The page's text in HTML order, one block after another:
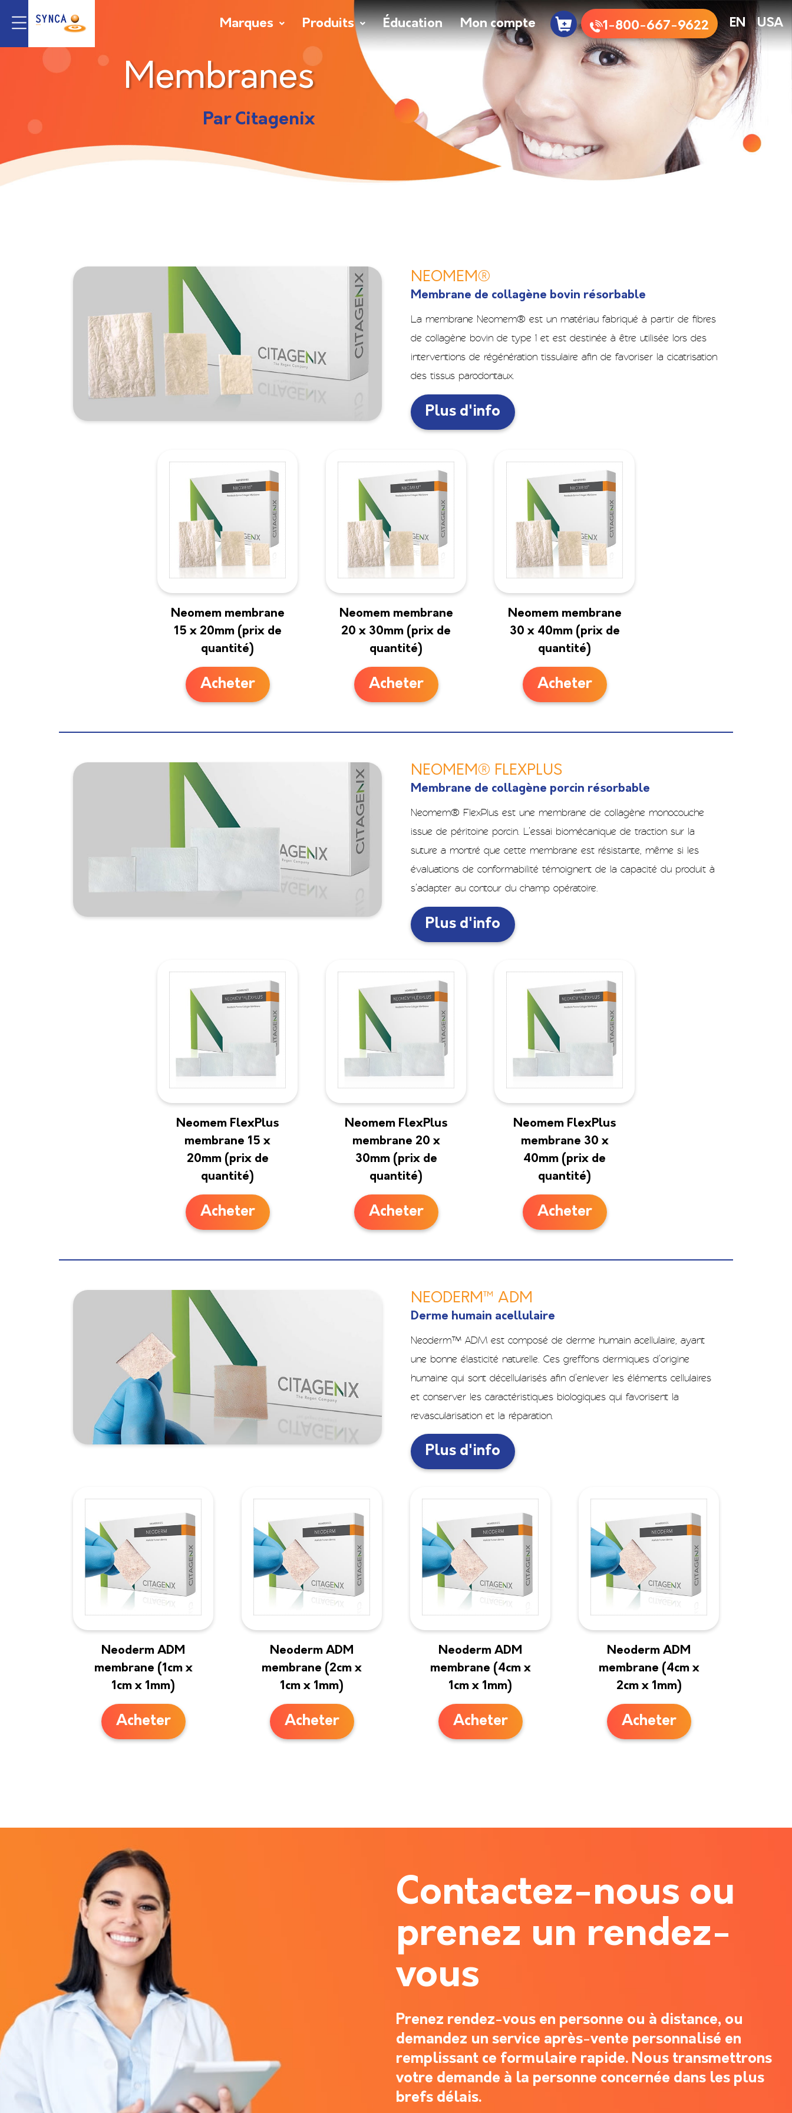
Marques Produits Éducation Mon compte 1-800-667-9622 EN USA
Membranes
Par Citagenix
NEOMEM®
Membrane de collagène bovin résorbable
La membrane Neomem® est un matériau fabriqué à partir de fibres
de collagène bovin de type 1 et est destinée à être utilisée lors des
interventions de régénération tissulaire afin de favoriser la cicatrisation
des tissus parodontaux.
Plus d'info
Neomem membrane
15 x 20mm (prix de
quantité)
Acheter
Neomem membrane
20 x 30mm (prix de
quantité)
Acheter
Neomem membrane
30 x 40mm (prix de
quantité)
Acheter
NEOMEM® FLEXPLUS
Membrane de collagène porcin résorbable
Neomem® FlexPlus est une membrane de collagène monocouche
issue de péritoine porcin. L’essai biomécanique de traction sur la
suture a montré que cette membrane est résistante, même si les
évaluations de conformabilité témoignent de la capacité du produit à
s’adapter au contour du champ opératoire.
Plus d'info
Neomem FlexPlus
membrane 15 x
20mm (prix de
quantité)
Acheter
Neomem FlexPlus
membrane 20 x
30mm (prix de
quantité)
Acheter
Neomem FlexPlus
membrane 30 x
40mm (prix de
quantité)
Acheter
NEODERM™ ADM
Derme humain acellulaire
Neoderm™ ADM est composé de derme humain acellulaire, ayant
une bonne élasticité naturelle. Ces greffons dermiques d’origine
humaine qui sont décellularisés afin d’enlever les éléments cellulaires
et conserver les caractéristiques biologiques qui favorisent la
revascularisation et la réparation.
Plus d'info
Neoderm ADM
membrane (1cm x
1cm x 1mm)
Acheter
Neoderm ADM
membrane (2cm x
1cm x 1mm)
Acheter
Neoderm ADM
membrane (4cm x
1cm x 1mm)
Acheter
Neoderm ADM
membrane (4cm x
2cm x 1mm)
Acheter
Contactez-nous ou
prenez un rendez-
vous
Prenez rendez-vous en personne ou à distance, ou
demandez un service après-vente personnalisé en
remplissant ce formulaire rapide. Nous transmettrons
votre demande à la personne concernée dans les plus
brefs délais.